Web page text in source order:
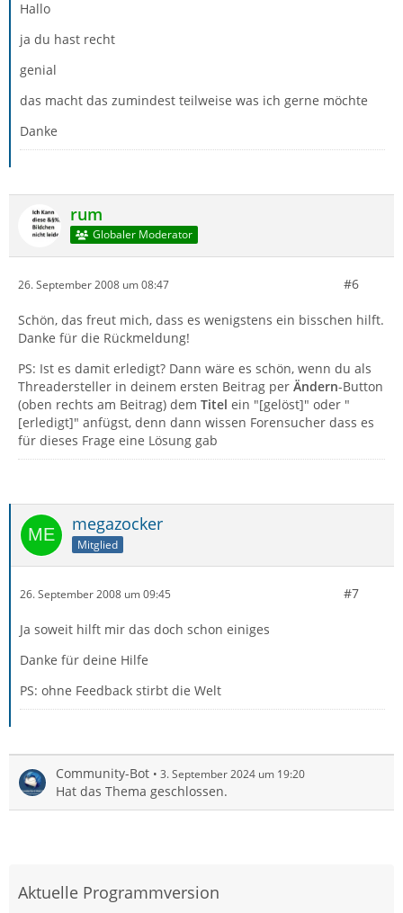
Hallo
ja du hast recht
genial
das macht das zumindest teilweise was ich gerne möchte
Danke
rum
Globaler Moderator
26. September 2008 um 08:47 #6
Schön, das freut mich, dass es wenigstens ein bisschen hilft.
Danke für die Rückmeldung!
PS: Ist es damit erledigt? Dann wäre es schön, wenn du als
Threadersteller in deinem ersten Beitrag per Ändern-Button
(oben rechts am Beitrag) dem Titel ein "[gelöst]" oder "
[erledigt]" anfügst, denn dann wissen Forensucher dass es
für dieses Frage eine Lösung gab
megazocker
Mitglied
26. September 2008 um 09:45 #7
Ja soweit hilft mir das doch schon einiges
Danke für deine Hilfe
PS: ohne Feedback stirbt die Welt
Community-Bot 3. September 2024 um 19:20
Hat das Thema geschlossen.
Aktuelle Programmversion